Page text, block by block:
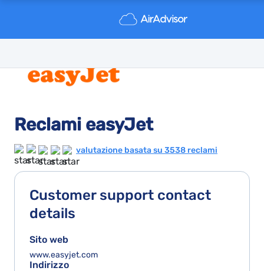
Reclami easyJet
valutazione basata su 3538 reclami
Customer support contact
details
Sito web
www.easyjet.com
Indirizzo